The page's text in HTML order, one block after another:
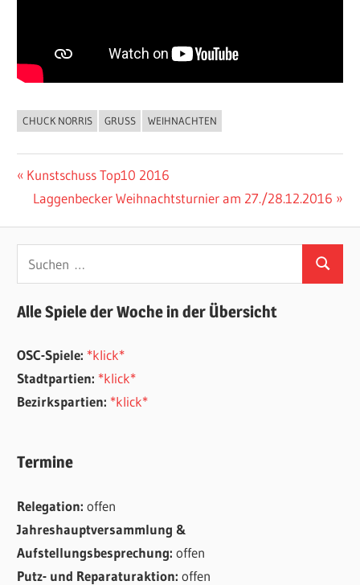
ALLGEMEIN
CHUCK NORRIS GRUSS WEIHNACHTEN
Beitragsnavigation
Vorheriger
Beitrag:
Kunstschuss Top10 2016
Nächster
Laggenbecker Weihnachtsturnier am 27./28.12.2016
Suchen
Alle Spiele der Woche in der Übersicht
OSC-Spiele: *klick*
Stadtpartien: *klick*
Bezirkspartien: *klick*
Termine
Relegation:offen
Jahreshauptversammlung &
Aufstellungsbesprechung:offen
Putz- und Reparaturaktion:offen